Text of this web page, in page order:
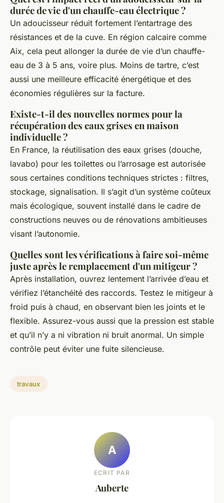
durée de vie d'un chauffe-eau électrique ?
Un adoucisseur réduit fortement l’entartrage des
résistances et de la cuve. En région calcaire comme
Aix, cela peut allonger la durée de vie d’un chauffe-
eau de 3 à 5 ans, voire plus. Moins de tartre, c’est
aussi une meilleure efficacité énergétique et des
économies régulières sur la facture.
Existe-t-il des nouvelles normes pour la
récupération des eaux grises en maison
individuelle ?
En France, la réutilisation des eaux grises (douche,
lavabo) pour les toilettes ou l’arrosage est autorisée
sous certaines conditions techniques strictes : filtres,
stockage, signalisation. Il s’agit d’un système coûteux
mais écologique, souvent installé dans le cadre de
constructions neuves ou de rénovations ambitieuses
visant l’autonomie.
Quelles sont les vérifications à faire soi-même
juste après le remplacement d'un mitigeur ?
Après installation, ouvrez lentement l’arrivée d’eau et
vérifiez l’étanchéité des raccords. Testez le mitigeur à
froid puis à chaud, en observant bien les joints et le
flexible. Assurez-vous aussi que la pression est stable
et qu’il n’y a ni vibration ni bruit anormal. Un simple
contrôle peut éviter une fuite silencieuse.
travaux
A
ECRIT PAR
Auberte